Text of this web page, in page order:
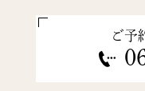
ご予